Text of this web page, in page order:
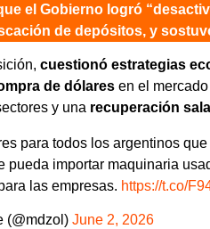
el Gobierno logró
de depósitos, y
cuestionó estrategias
de dólares en el
y una recuperación
para todos los argentinos
pueda importar maquinaria
las empresas. https://t.co/
(@mdzol) June 2, 2026